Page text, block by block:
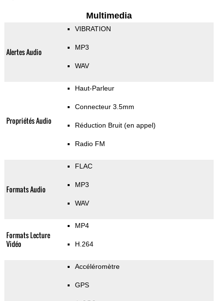
Multimedia
Alertes Audio
VIBRATION
MP3
WAV
Propriétés Audio
Haut-Parleur
Connecteur 3.5mm
Réduction Bruit (en appel)
Radio FM
Formats Audio
FLAC
MP3
WAV
Formats Lecture
Vidéo
MP4
H.264
Accéléromètre
GPS